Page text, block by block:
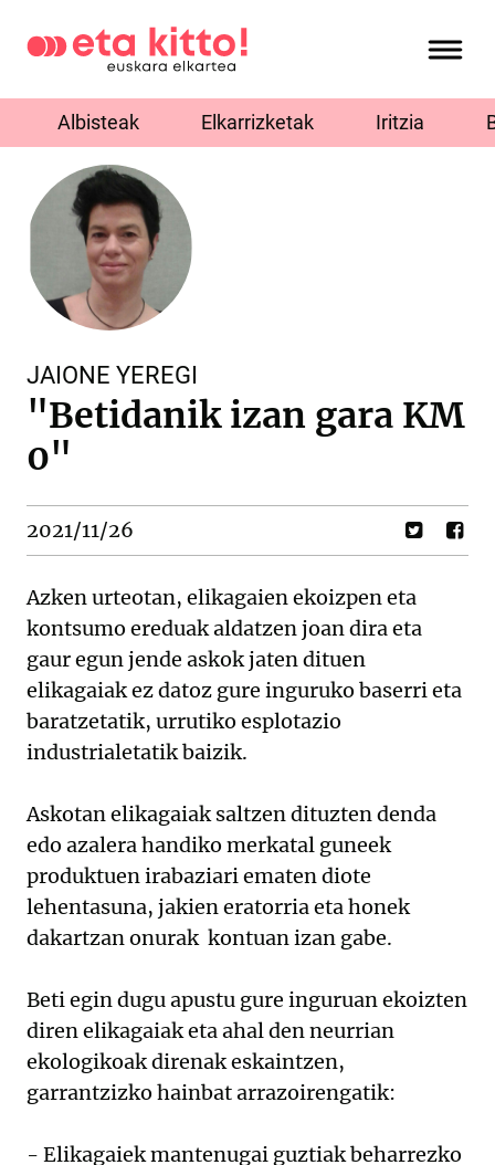
Albisteak Elkarrizketak Iritzia
JAIONE YEREGI
"Betidanik izan gara KM
0"
2021/11/26
Azken urteotan, elikagaien ekoizpen eta
kontsumo ereduak aldatzen joan dira eta
gaur egun jende askok jaten dituen
elikagaiak ez datoz gure inguruko baserri eta
baratzetatik, urrutiko esplotazio
industrialetatik baizik.
Askotan elikagaiak saltzen dituzten denda
edo azalera handiko merkatal guneek
produktuen irabaziari ematen diote
lehentasuna, jakien eratorria eta honek
dakartzan onurak kontuan izan gabe.
Beti egin dugu apustu gure inguruan ekoizten
diren elikagaiak eta ahal den neurrian
ekologikoak direnak eskaintzen,
garrantzizko hainbat arrazoirengatik:
- Elikagaiek mantenugai guztiak beharrezko